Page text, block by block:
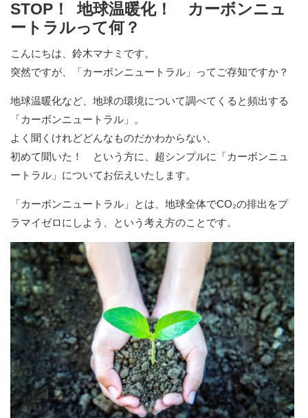
STOP！ 地球温暖化！ カーボンニュ
ートラルって何？
こんにちは、鈴木マナミです。
突然ですが、「カーボンニュートラル」ってご存知ですか？
地球温暖化など、地球の環境について調べてくると頻出する
「カーボンニュートラル」。
よく聞くけれどどんなものだかわからない、
初めて聞いた！ という方に、超シンプルに「カーボンニュ
ートラル」についてお伝えいたします。
「カーボンニュートラル」とは、地球全体でCO₂の排出をプ
ラマイゼロにしよう、という考え方のことです。